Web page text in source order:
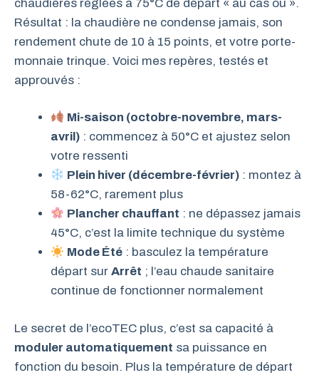
chaudières réglées à 75°C de départ « au cas où ».
Résultat : la chaudière ne condense jamais, son
rendement chute de 10 à 15 points, et votre porte-
monnaie trinque. Voici mes repères, testés et
approuvés :
Mi-saison (octobre-novembre, mars-
avril) : commencez à 50°C et ajustez selon
votre ressenti
Plein hiver (décembre-février) : montez à
58-62°C, rarement plus
Plancher chauffant : ne dépassez jamais
45°C, c’est la limite technique du système
Mode Été : basculez la température
départ sur Arrêt ; l’eau chaude sanitaire
continue de fonctionner normalement
Le secret de l’ecoTEC plus, c’est sa capacité à
moduler automatiquement sa puissance en
fonction du besoin. Plus la température de départ